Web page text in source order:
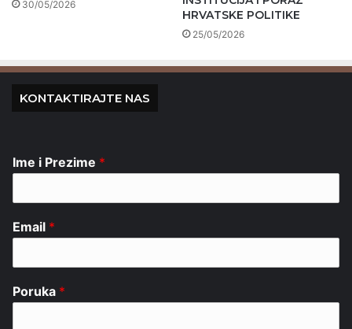
30/05/2026
HRVATSKE POLITIKE
25/05/2026
KONTAKTIRAJTE NAS
Ime i Prezime *
Email *
Poruka *